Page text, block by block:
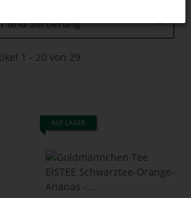
und Sortierung
1 - 20 von 29
AUF LAGER